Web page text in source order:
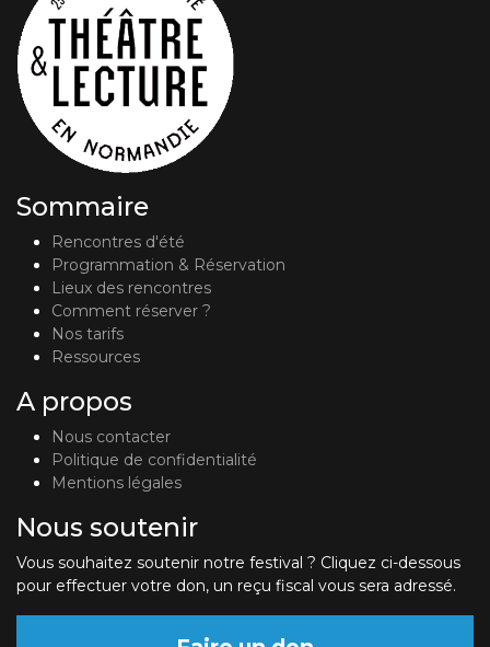
Sommaire
Rencontres d'été
Programmation & Réservation
Lieux des rencontres
Comment réserver ?
Nos tarifs
Ressources
A propos
Nous contacter
Politique de confidentialité
Mentions légales
Nous soutenir
Vous souhaitez soutenir notre festival ? Cliquez ci-dessous
pour effectuer votre don, un reçu fiscal vous sera adressé.